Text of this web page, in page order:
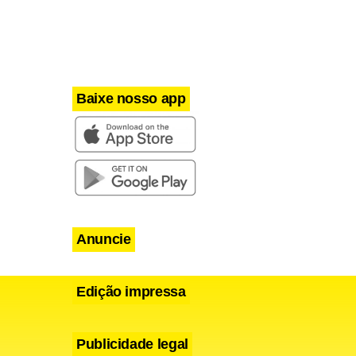
que
de
Baixe nosso app
Anuncie
Edição impressa
Publicidade legal